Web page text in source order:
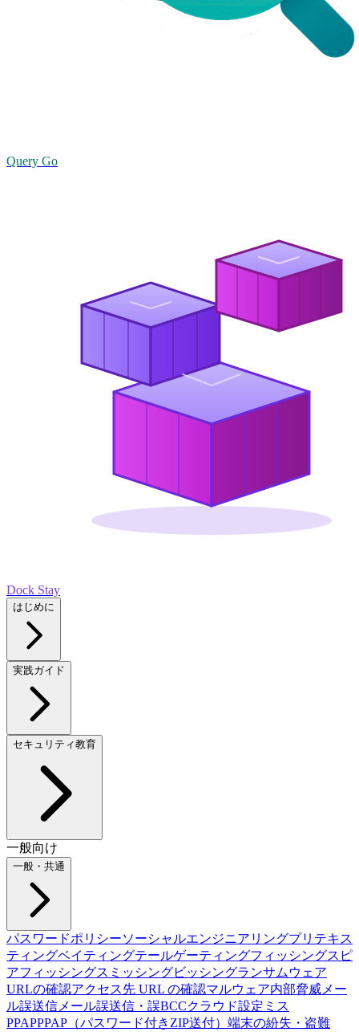
Query Go
Dock Stay
はじめに
実践ガイド
セキュリティ教育
一般向け
一般・共通
パスワードポリシーソーシャルエンジニアリングプリテキス
ティングベイティングテールゲーティングフィッシングスピ
アフィッシングスミッシングビッシングランサムウェア
URLの確認アクセス先 URL の確認マルウェア内部脅威 メー
ル誤送信 メール誤送信・誤BCCクラウド設定ミス
PPAPPPAP（パスワード付きZIP送付） 端末の紛失・盗難